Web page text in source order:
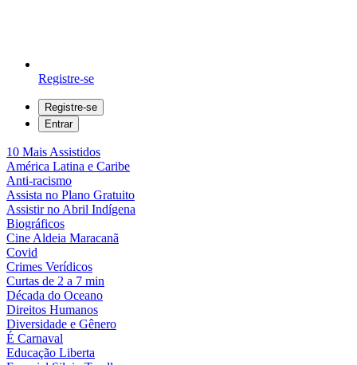
Registre-se
Registre-se
Entrar
10 Mais Assistidos
América Latina e Caribe
Anti-racismo
Assista no Plano Gratuito
Assistir no Abril Indígena
Biográficos
Cine Aldeia Maracanã
Covid
Crimes Verídicos
Curtas de 2 a 7 min
Década do Oceano
Direitos Humanos
Diversidade e Gênero
É Carnaval
Educação Liberta